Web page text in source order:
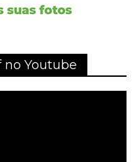
no Youtube